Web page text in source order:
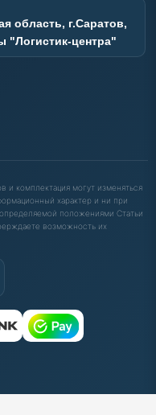
область, г.Саратов,
"Логистик-центра"
комплектация могут изменяться
характер и ни при
положениями Статьи
возможность их